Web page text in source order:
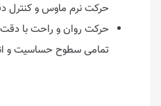
حرکت نرم ماوس و کنترل
حرکت روان و راحت با دقت
تمامی سطوح حساسیت و